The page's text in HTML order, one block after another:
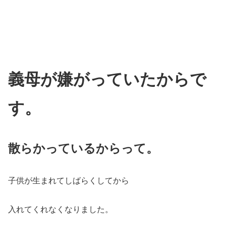
義母が嫌がっていたからで
す。
散らかっているからって。
子供が生まれてしばらくしてから
入れてくれなくなりました。